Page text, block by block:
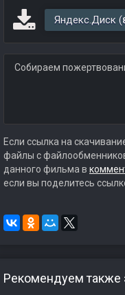
Яндекс.Диск (
Собираем
Если ссылка на
файлы с
данного фильма в
если вы поделитесь
Рекомендуем также